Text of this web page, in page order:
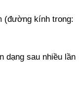
(đường kính trong:
dạng sau nhiều lần